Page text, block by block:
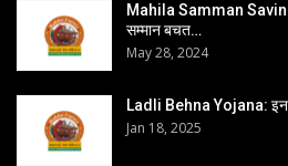
Mahila Samman
सम्मान बचत…
May 28, 2024
Ladli Behna Yojana: इन
Jan 18, 2025